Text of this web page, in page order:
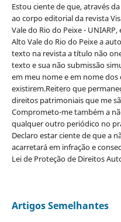
Estou ciente de que, através
ao corpo editorial da revista
Vale do Rio do Peixe -
Alto Vale do Rio do Peixe a
texto na revista a título não
texto e sua não submissão
em meu nome e em nome
existirem.Reitero que
direitos patrimoniais que me
Comprometo-me também a
qualquer outro periódico no
Declaro estar ciente de que a
acarretará em infração e
Lei de Proteção de Direitos
Artigos Semelhantes